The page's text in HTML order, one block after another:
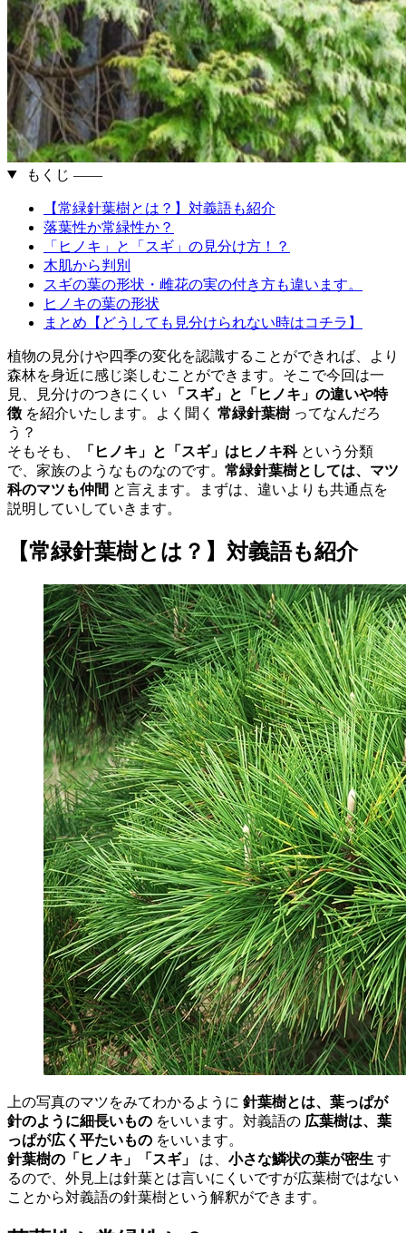
もくじ ――
【常緑針葉樹とは？】対義語も紹介
落葉性か常緑性か？
「ヒノキ」と「スギ」の見分け方！？
木肌から判別
スギの葉の形状・雌花の実の付き方も違います。
ヒノキの葉の形状
まとめ【どうしても見分けられない時はコチラ】
植物の見分けや四季の変化を認識することができれば、より
森林を身近に感じ楽しむことができます。そこで今回は一
見、見分けのつきにくい
「スギ」と「ヒノキ」の違いや特
徴 を紹介いたします。よく聞く 常緑針葉樹 ってなんだろ
う？
そもそも、
「ヒノキ」と「スギ」はヒノキ科という分類
で、家族のようなものなのです。 常緑針葉樹としては、マツ
科のマツも仲間 と言えます。まずは、違いよりも共通点を
説明していしていきます。
【常緑針葉樹とは？】対義語も紹介
上の写真のマツをみてわかるように 針葉樹とは、葉っぱが
針のように細長いもの をいいます。対義語の 広葉樹は、葉
っぱが広く平たいもの をいいます。
針葉樹の「ヒノキ」「スギ」
は、 小さな鱗状の葉が密生 す
るので、外見上は針葉とは言いにくいですが広葉樹ではない
ことから対義語の針葉樹という解釈ができます。